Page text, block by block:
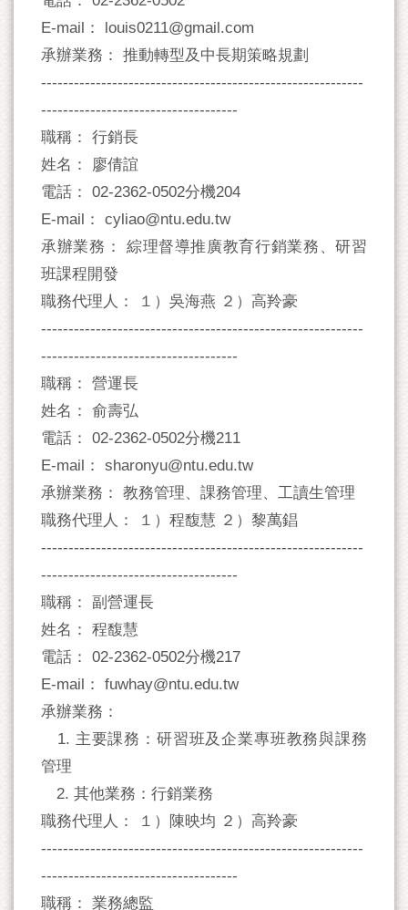
E-mail： louis0211@gmail.com
承辦業務： 推動轉型及中長期策略規劃
-----------------------------------------------------------
------------------------------------
職稱： 行銷長
姓名： 廖倩誼
電話： 02-2362-0502分機204
E-mail： cyliao@ntu.edu.tw
承辦業務： 綜理督導推廣教育行銷業務、研習
班課程開發
職務代理人： １）吳海燕 ２）高羚豪
-----------------------------------------------------------
------------------------------------
職稱： 營運長
姓名： 俞壽弘
電話： 02-2362-0502分機211
E-mail： sharonyu@ntu.edu.tw
承辦業務： 教務管理、課務管理、工讀生管理
職務代理人： １）程馥慧 ２）黎萬錩
-----------------------------------------------------------
------------------------------------
職稱： 副營運長
姓名： 程馥慧
電話： 02-2362-0502分機217
E-mail： fuwhay@ntu.edu.tw
承辦業務：
1. 主要課務：研習班及企業專班教務與課務
管理
2. 其他業務：行銷業務
職務代理人： １）陳映均 ２）高羚豪
-----------------------------------------------------------
------------------------------------
職稱： 業務總監